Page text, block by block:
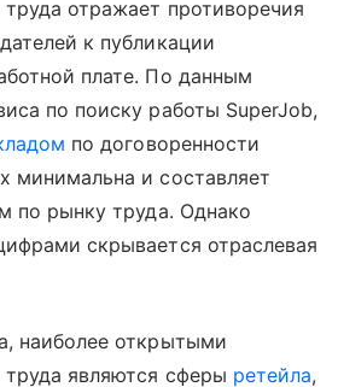
отражает противоречия
к публикации
плате. По данным
по поиску работы SuperJob,
по договоренности
минимальна и составляет
по рынку труда. Однако
скрывается отраслевая
наиболее открытыми
являются сферы ретейла,